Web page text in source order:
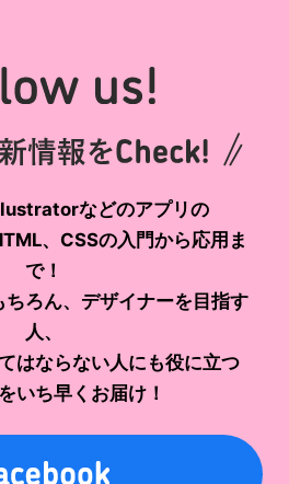
などのアプリの
、CSSの入門から応用ま
で！
ろん、デザイナーを目指す
人、
はならない人にも役に立つ
いち早くお届け！